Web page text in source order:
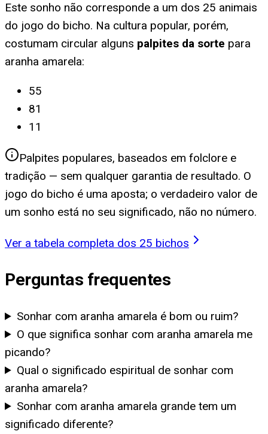
Este sonho não corresponde a um dos 25 animais
do jogo do bicho. Na cultura popular, porém,
costumam circular alguns palpites da sorte para
aranha amarela:
55
81
11
Palpites populares, baseados em folclore e
tradição — sem qualquer garantia de resultado. O
jogo do bicho é uma aposta; o verdadeiro valor de
um sonho está no seu significado, não no número.
Ver a tabela completa dos 25 bichos
Perguntas frequentes
Sonhar com aranha amarela é bom ou ruim?
O que significa sonhar com aranha amarela me
picando?
Qual o significado espiritual de sonhar com
aranha amarela?
Sonhar com aranha amarela grande tem um
significado diferente?